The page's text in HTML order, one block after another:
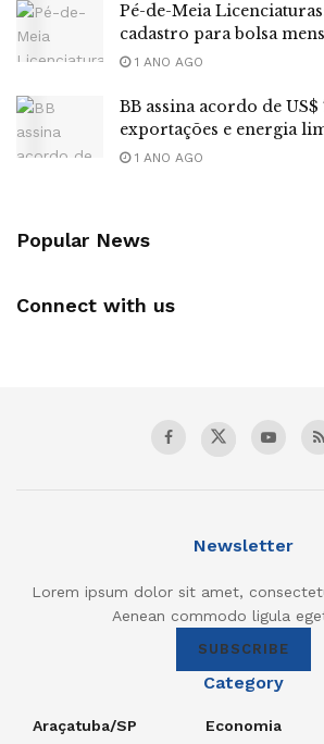
Pé-de-Meia
cadastro para bolsa
1 ANO AGO
BB assina acordo de
exportações e energia
1 ANO AGO
Popular News
Connect with us
Newsletter
Lorem ipsum dolor sit amet,
Aenean commodo ligula
SUBSCRIBE
Category
Araçatuba/SP
Economia